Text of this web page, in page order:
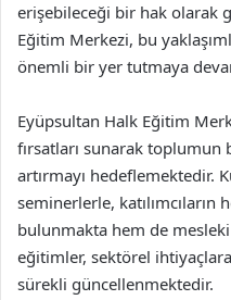
erişebileceği bir hak olarak
Eğitim Merkezi, bu
önemli bir yer tutmaya
Eyüpsultan Halk Eğitim
fırsatları sunarak toplumun
artırmayı hedeflemektedir.
seminerlerle,
bulunmakta hem de
eğitimler, sektörel
sürekli güncellenmektedir.